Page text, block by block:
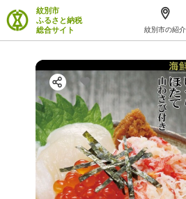
紋別市
ふるさと納税
総合サイト
紋別市の紹介